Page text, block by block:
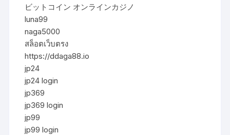
ビットコイン オンラインカジノ
luna99
naga5000
สล็อตเว็บตรง
https://ddaga88.io
jp24
jp24 login
jp369
jp369 login
jp99
jp99 login